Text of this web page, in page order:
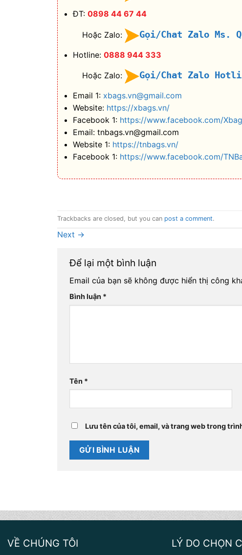
ĐT: 0898 44 67 44
Hoặc Zalo: Gọi/Chat Zalo Ms.
Hotline: 0888 944 333
Hoặc Zalo: Gọi/Chat Zalo
Email 1: xbags.vn@gmail.com
Website: https://xbags.vn/
Facebook 1: https://www.facebook.com/
Email: tnbags.vn@gmail.com
Website 1: https://tnbags.vn/
Facebook 1: https://www.facebook.com/
Trackbacks are closed, but you can post a comment.
Next →
Để lại một bình luận
Email của bạn sẽ không được hiển thị công
Bình luận *
Tên *
Lưu tên của tôi, email, và trang web trong
VỀ CHÚNG TÔI LÝ DO CHỌN